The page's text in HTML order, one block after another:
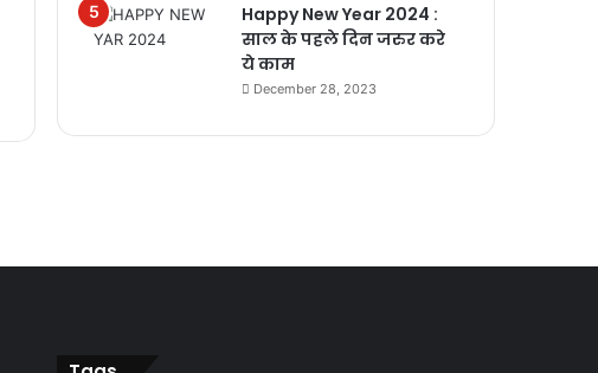
Happy New Year 2024 :
साल के पहले दिन जरुर करे
ये काम
December 28, 2023